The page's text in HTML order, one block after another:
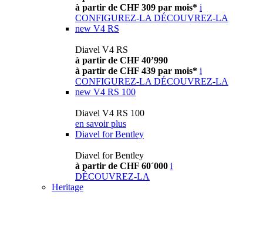
à partir de CHF 309 par mois* i
CONFIGUREZ-LA DÉCOUVREZ-LA
new V4 RS
Diavel V4 RS
à partir de CHF 40’990
à partir de CHF 439 par mois* i
CONFIGUREZ-LA DÉCOUVREZ-LA
new V4 RS 100
Diavel V4 RS 100
en savoir plus
Diavel for Bentley
Diavel for Bentley
à partir de CHF 60´000 i
DÉCOUVREZ-LA
Heritage